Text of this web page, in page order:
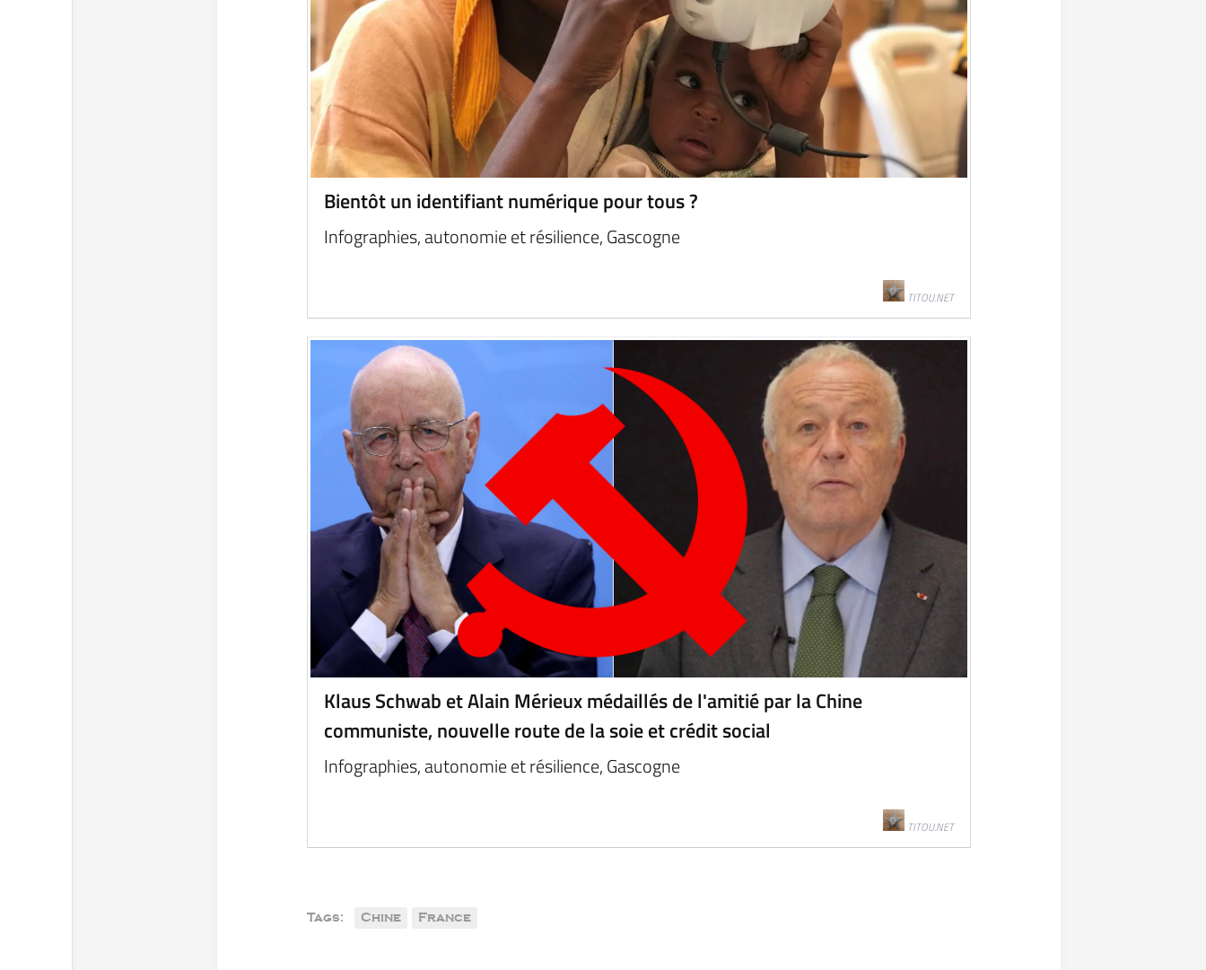
Bientôt un identifiant numérique pour tous ?
Infographies, autonomie et résilience, Gascogne
TITOU.NET
Klaus Schwab et Alain Mérieux médaillés de l'amitié par la Chine
communiste, nouvelle route de la soie et crédit social
Infographies, autonomie et résilience, Gascogne
TITOU.NET
Tags: Chine France